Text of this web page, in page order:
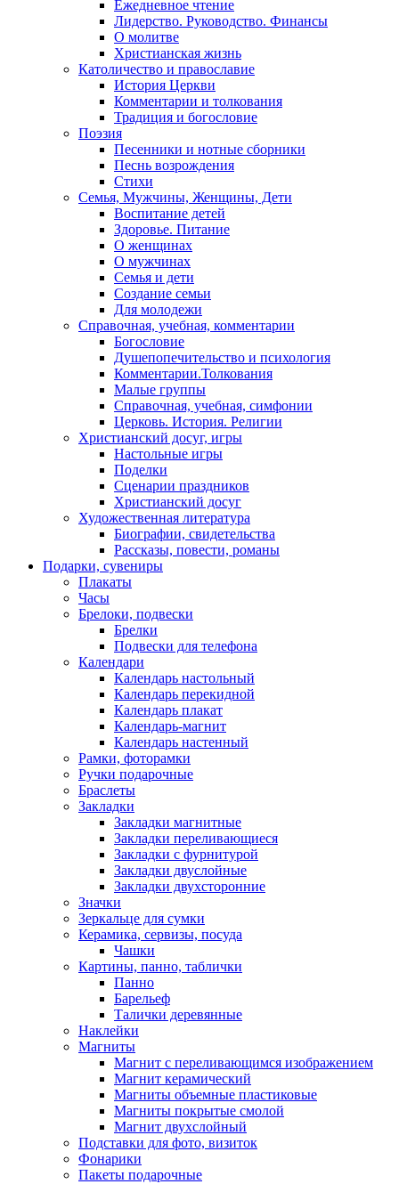
Ежедневное чтение
Лидерство. Руководство. Финансы
О молитве
Христианская жизнь
Католичество и православие
История Церкви
Комментарии и толкования
Традиция и богословие
Поэзия
Песенники и нотные сборники
Песнь возрождения
Стихи
Семья, Мужчины, Женщины, Дети
Воспитание детей
Здоровье. Питание
О женщинах
О мужчинах
Семья и дети
Создание семьи
Для молодежи
Справочная, учебная, комментарии
Богословие
Душепопечительство и психология
Комментарии.Толкования
Малые группы
Справочная, учебная, симфонии
Церковь. История. Религии
Христианский досуг, игры
Настольные игры
Поделки
Сценарии праздников
Христианский досуг
Художественная литература
Биографии, свидетельства
Рассказы, повести, романы
Подарки, сувениры
Плакаты
Часы
Брелоки, подвески
Брелки
Подвески для телефона
Календари
Календарь настольный
Календарь перекидной
Календарь плакат
Календарь-магнит
Календарь настенный
Рамки, фоторамки
Ручки подарочные
Браслеты
Закладки
Закладки магнитные
Закладки переливающиеся
Закладки с фурнитурой
Закладки двуслойные
Закладки двухсторонние
Значки
Зеркальце для сумки
Керамика, сервизы, посуда
Чашки
Картины, панно, таблички
Панно
Барельеф
Талички деревянные
Наклейки
Магниты
Магнит с переливающимся изображением
Магнит керамический
Магниты объемные пластиковые
Магниты покрытые смолой
Магнит двухслойный
Подставки для фото, визиток
Фонарики
Пакеты подарочные